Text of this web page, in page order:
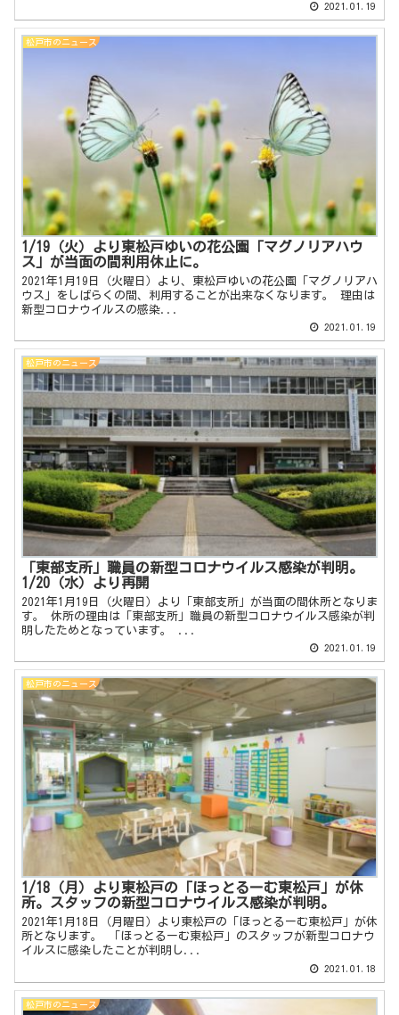
2021.01.19
松戸市のニュース
1/19（火）より東松戸ゆいの花公園「マグノリアハウ
ス」が当面の間利用休止に。
2021年1月19日（火曜日）より、東松戸ゆいの花公園「マグノリアハ
ウス」をしばらくの間、利用することが出来なくなります。 理由は
新型コロナウイルスの感染...
2021.01.19
松戸市のニュース
「東部支所」職員の新型コロナウイルス感染が判明。
1/20（水）より再開
2021年1月19日（火曜日）より「東部支所」が当面の間休所となりま
す。 休所の理由は「東部支所」職員の新型コロナウイルス感染が判
明したためとなっています。 ...
2021.01.19
松戸市のニュース
1/18（月）より東松戸の「ほっとるーむ東松戸」が休
所。スタッフの新型コロナウイルス感染が判明。
2021年1月18日（月曜日）より東松戸の「ほっとるーむ東松戸」が休
所となります。 「ほっとるーむ東松戸」のスタッフが新型コロナウ
イルスに感染したことが判明し...
2021.01.18
松戸市のニュース